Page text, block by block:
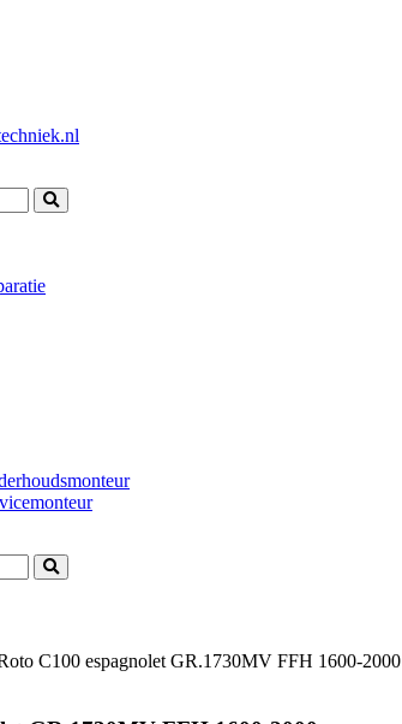
C100 espagnolet GR.1730MV FFH 1600-2000